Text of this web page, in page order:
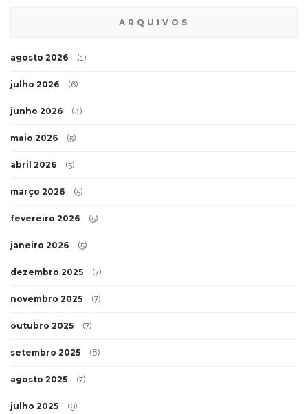
ARQUIVOS
agosto 2026 (1)
julho 2026 (6)
junho 2026 (4)
maio 2026 (5)
abril 2026 (5)
março 2026 (5)
fevereiro 2026 (5)
janeiro 2026 (5)
dezembro 2025 (7)
novembro 2025 (7)
outubro 2025 (7)
setembro 2025 (8)
agosto 2025 (7)
julho 2025 (9)